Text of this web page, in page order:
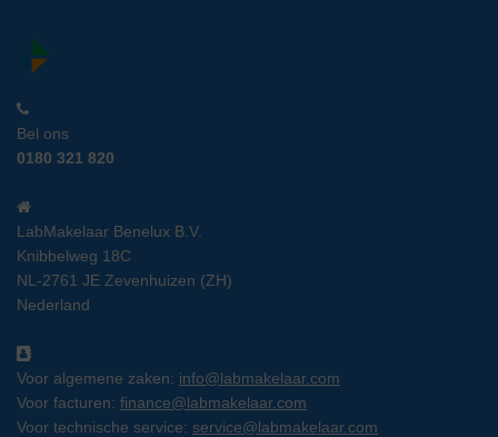
Bel ons
0180 321 820
LabMakelaar Benelux B.V.
Knibbelweg 18C
NL-2761 JE Zevenhuizen (ZH)
Nederland
Voor algemene zaken: info@labmakelaar.com
Voor facturen: finance@labmakelaar.com
Voor technische service: service@labmakelaar.com